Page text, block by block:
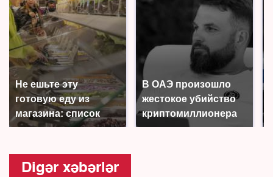
Не ешьте эту
готовую еду из
магазина: список
В ОАЭ произошло
жестокое убийство
криптомиллионера
Digər xəbərlər